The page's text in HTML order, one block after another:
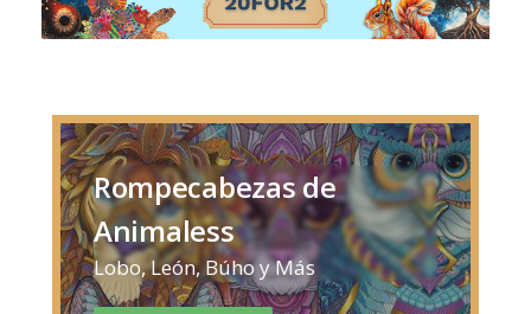
Rompecabezas de
Animaless
Lobo, León, Búho y Más